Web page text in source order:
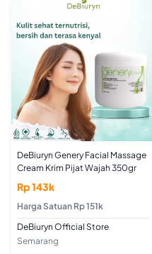
DeBiuryn Genery Facial Massage
Cream Krim Pijat Wajah 350gr
Rp 143k
Harga Satuan Rp 151k
DeBiuryn Official Store
Semarang